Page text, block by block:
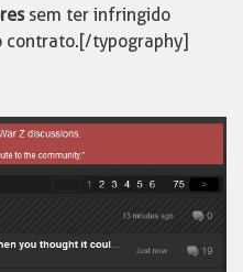
sem ter infringido
contrato.[/typography]